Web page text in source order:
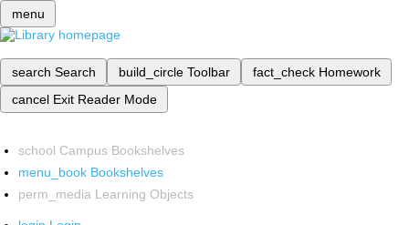
menu
search Search build_circle Toolbar fact_check Homework
cancel Exit Reader Mode
school Campus Bookshelves
menu_book Bookshelves
perm_media Learning Objects